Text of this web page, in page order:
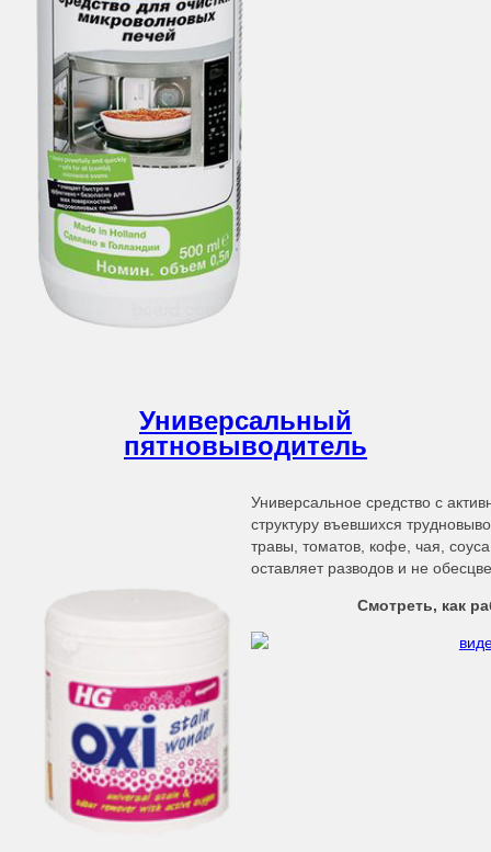
Универсальный
пятновыводитель
Универсальное средство с
структуру въевшихся
травы, томатов, кофе, чая,
оставляет разводов и не
Смотреть, как